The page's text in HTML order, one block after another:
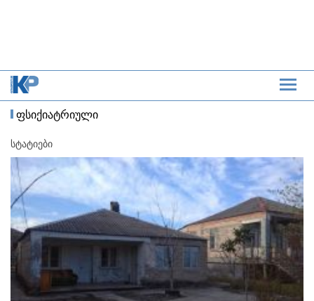
ფსიქიატრიული
სტატიები